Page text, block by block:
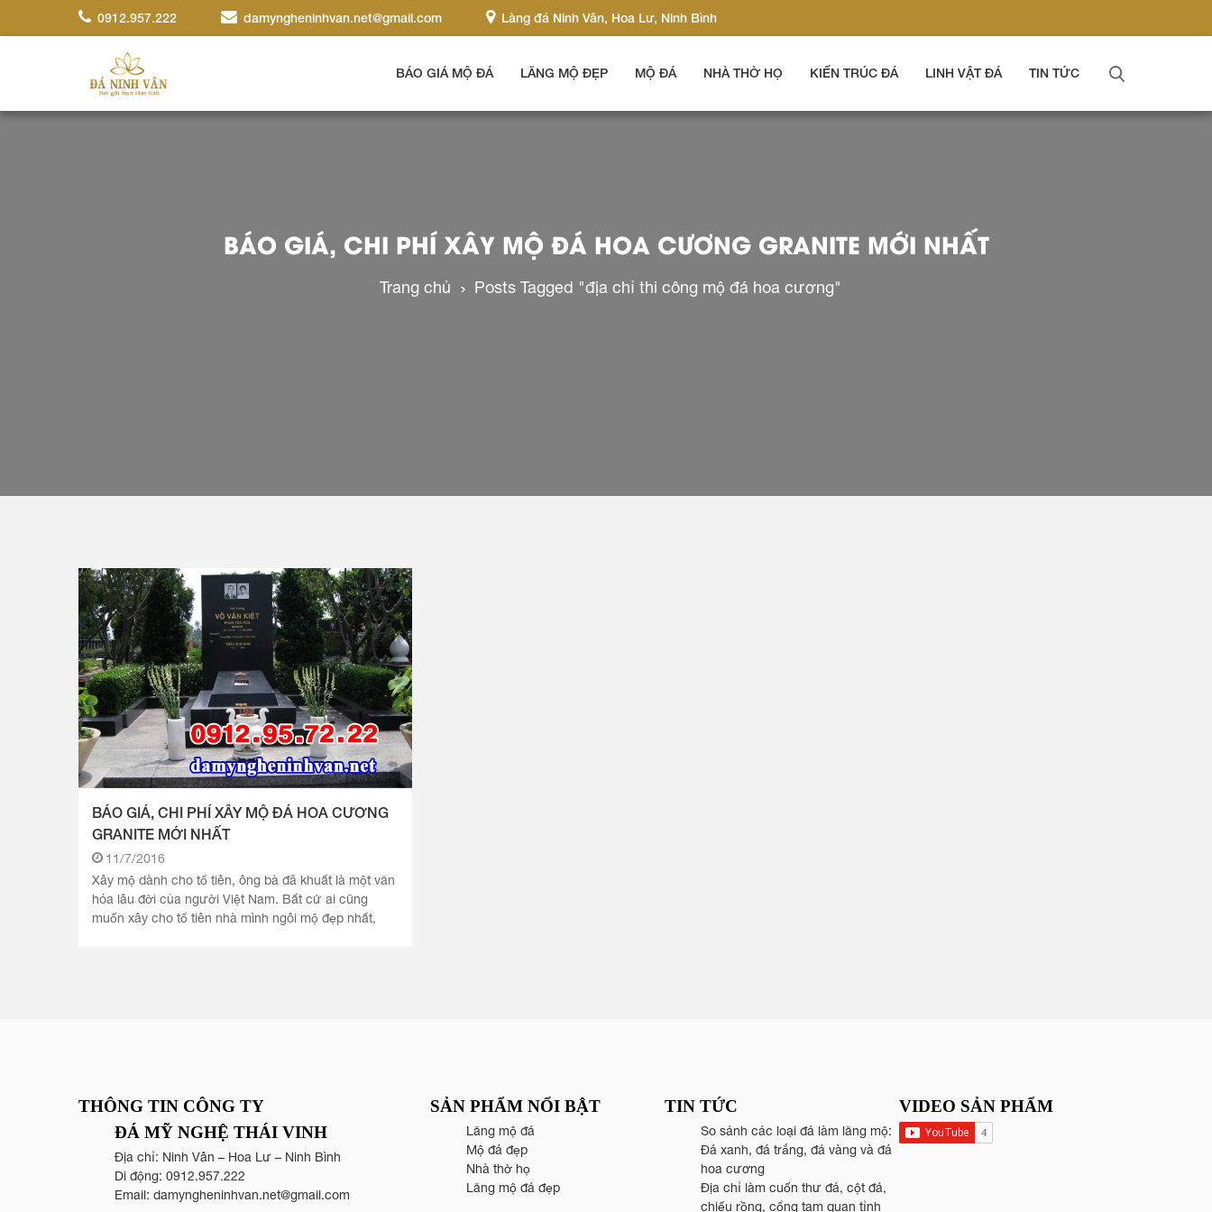
0912.957.222 damyngheninhvan.net@gmail.com Làng đá Ninh Vân, Hoa Lư, Ninh Bình
BÁO GIÁ MỘ ĐÁ LĂNG MỘ ĐẸP MỘ ĐÁ NHÀ THỜ HỌ KIẾN TRÚC ĐÁ LINH VẬT ĐÁ TIN TỨC
BÁO GIÁ, CHI PHÍ XÂY MỘ ĐÁ HOA CƯƠNG GRANITE MỚI NHẤT
Trang chủ Posts Tagged "địa chỉ thi công mộ đá hoa cương"
BÁO GIÁ, CHI PHÍ XÂY MỘ ĐÁ HOA CƯƠNG
GRANITE MỚI NHẤT
11/7/2016
Xây mộ dành cho tổ tiên, ông bà đã khuất là một văn
hóa lâu đời của người Việt Nam. Bất cứ ai cũng
muốn xây cho tổ tiên nhà mình ngôi mộ đẹp nhất,
THÔNG TIN CÔNG TY
ĐÁ MỸ NGHỆ THÁI VINH
Địa chỉ: Ninh Vân – Hoa Lư – Ninh Bình
Di động: 0912.957.222
Email: damyngheninhvan.net@gmail.com
SẢN PHẨM NỔI BẬT
Lăng mộ đá
Mộ đá đẹp
Nhà thờ họ
Lăng mộ đá đẹp
TIN TỨC
So sánh các loại đá làm lăng mộ:
Đá xanh, đá trắng, đá vàng và đá
hoa cương
Địa chỉ làm cuốn thư đá, cột đá,
chiếu rồng, cổng tam quan tỉnh
VIDEO SẢN PHẨM